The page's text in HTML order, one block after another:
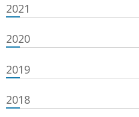
2021
2020
2019
2018